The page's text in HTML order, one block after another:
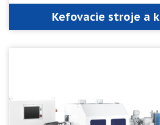
Kefovacie stroje a